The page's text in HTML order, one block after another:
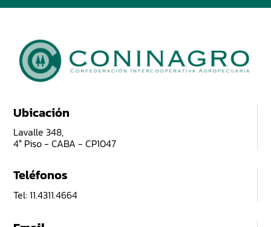
Ubicación
Lavalle 348,
4° Piso - CABA - CP1047
Teléfonos
Tel: 11.4311.4664